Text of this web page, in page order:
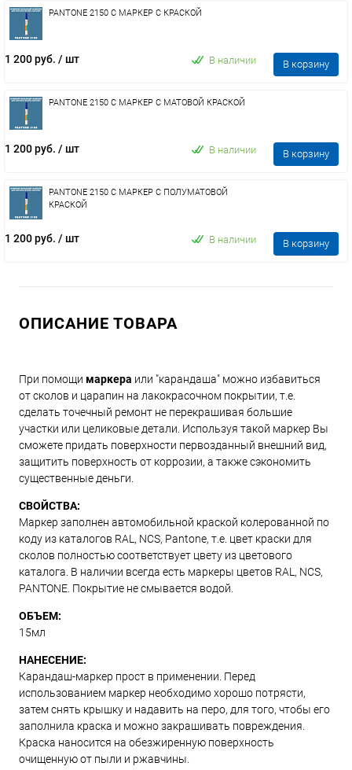
PANTONE 2150 C МАРКЕР С КРАСКОЙ
1 200 руб. / шт В наличии В корзину
PANTONE 2150 C МАРКЕР С МАТОВОЙ КРАСКОЙ
1 200 руб. / шт В наличии В корзину
PANTONE 2150 C МАРКЕР С ПОЛУМАТОВОЙ
КРАСКОЙ
1 200 руб. / шт В наличии В корзину
ОПИСАНИЕ ТОВАРА
При помощи маркера или "карандаша" можно избавиться
от сколов и царапин на лакокрасочном покрытии, т.е.
сделать точечный ремонт не перекрашивая большие
участки или целиковые детали. Используя такой маркер Вы
сможете придать поверхности первозданный внешний вид,
защитить поверхность от коррозии, а также сэкономить
существенные деньги.
СВОЙСТВА:
Маркер заполнен автомобильной краской колерованной по
коду из каталогов RAL, NCS, Pantone, т.е. цвет краски для
сколов полностью соответствует цвету из цветового
каталога. В наличии всегда есть маркеры цветов RAL, NCS,
PANTONE. Покрытие не смывается водой.
ОБЪЕМ:
15мл
НАНЕСЕНИЕ:
Карандаш-маркер прост в применении. Перед
использованием маркер необходимо хорошо потрясти,
затем снять крышку и надавить на перо, для того, чтобы его
заполнила краска и можно закрашивать повреждения.
Краска наносится на обезжиренную поверхность
очищенную от пыли и ржавчины.